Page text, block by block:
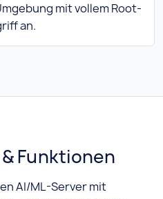
mit vollem Root-
an.
Funktionen
AI/ML-Server mit